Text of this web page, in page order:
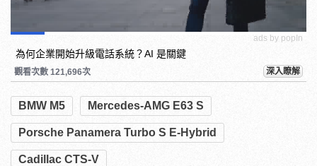
ads by popIn
為何企業開始升級電話系統？AI 是關鍵
觀看次數 121,696次 深入瞭解
BMW M5 Mercedes-AMG E63 S
Porsche Panamera Turbo S E-Hybrid
Cadillac CTS-V